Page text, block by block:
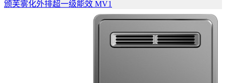
​颁芙雾化外排超一级能效 MV1